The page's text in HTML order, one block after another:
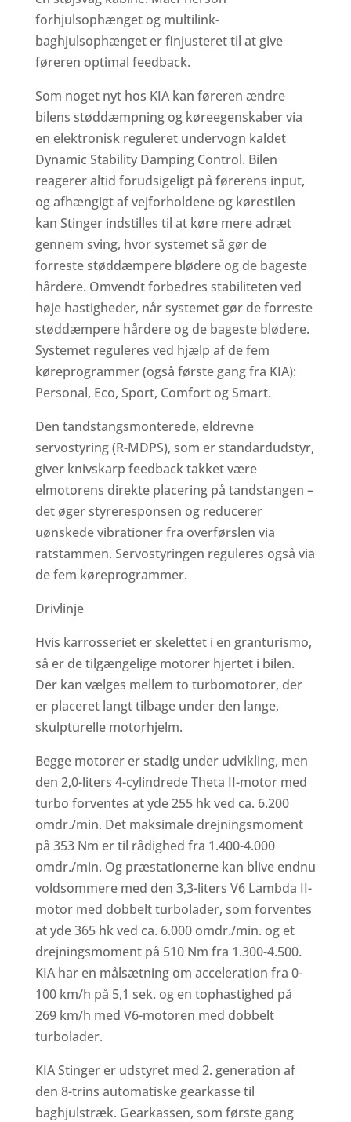
forhjulsophænget og multilink-
baghjulsophænget er finjusteret til at give
føreren optimal feedback.
Som noget nyt hos KIA kan føreren ændre
bilens støddæmpning og køreegenskaber via
en elektronisk reguleret undervogn kaldet
Dynamic Stability Damping Control. Bilen
reagerer altid forudsigeligt på førerens input,
og afhængigt af vejforholdene og kørestilen
kan Stinger indstilles til at køre mere adræt
gennem sving, hvor systemet så gør de
forreste støddæmpere blødere og de bageste
hårdere. Omvendt forbedres stabiliteten ved
høje hastigheder, når systemet gør de forreste
støddæmpere hårdere og de bageste blødere.
Systemet reguleres ved hjælp af de fem
køreprogrammer (også første gang fra KIA):
Personal, Eco, Sport, Comfort og Smart.
Den tandstangsmonterede, eldrevne
servostyring (R-MDPS), som er standardudstyr,
giver knivskarp feedback takket være
elmotorens direkte placering på tandstangen –
det øger styreresponsen og reducerer
uønskede vibrationer fra overførslen via
ratstammen. Servostyringen reguleres også via
de fem køreprogrammer.
Drivlinje
Hvis karrosseriet er skelettet i en granturismo,
så er de tilgængelige motorer hjertet i bilen.
Der kan vælges mellem to turbomotorer, der
er placeret langt tilbage under den lange,
skulpturelle motorhjelm.
Begge motorer er stadig under udvikling, men
den 2,0-liters 4-cylindrede Theta II-motor med
turbo forventes at yde 255 hk ved ca. 6.200
omdr./min. Det maksimale drejningsmoment
på 353 Nm er til rådighed fra 1.400-4.000
omdr./min. Og præstationerne kan blive endnu
voldsommere med den 3,3-liters V6 Lambda II-
motor med dobbelt turbolader, som forventes
at yde 365 hk ved ca. 6.000 omdr./min. og et
drejningsmoment på 510 Nm fra 1.300-4.500.
KIA har en målsætning om acceleration fra 0-
100 km/h på 5,1 sek. og en tophastighed på
269 km/h med V6-motoren med dobbelt
turbolader.
KIA Stinger er udstyret med 2. generation af
den 8-trins automatiske gearkasse til
baghjulstræk. Gearkassen, som første gang